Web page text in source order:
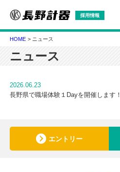
採用情報
HOME ニュース
ニュース
2026.06.23
長野県で職場体験１Dayを開催します！
エントリー